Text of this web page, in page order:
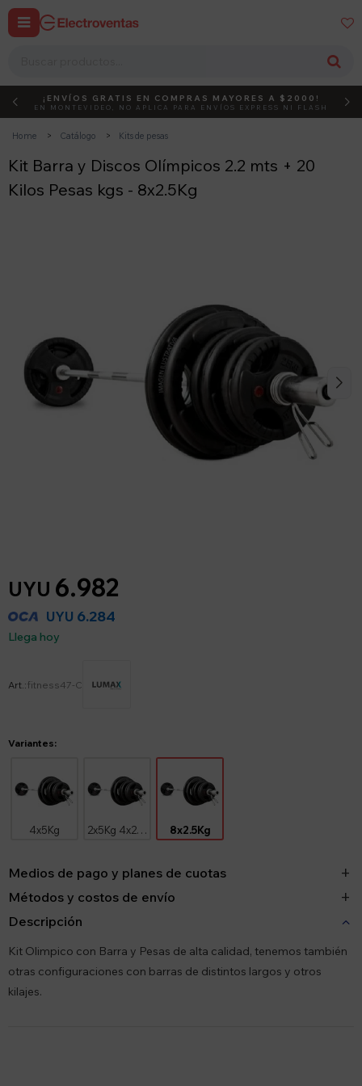
 
DEBUT ACTIVÁ EL CÓDIGO
¡ENVÍOS GRATIS EN COMPRAS MAYORES A $2000!
EN MONTEVIDEO, NO APLICA PARA ENVÍOS EXPRESS NI FLASH
Home Catálogo Kits de pesas
Kit Barra y Discos Olímpicos 2.2 mts + 20
Kilos Pesas kgs - 8x2.5Kg
UYU 6.982
UYU 6.284
Llega hoy
fitness47-C
Variantes:
4x5Kg 2x5Kg 4x2.5Kg 8x2.5Kg
Medios de pago y planes de cuotas
Métodos y costos de envío
Descripción
Kit Olimpico con Barra y Pesas de alta calidad, tenemos también
otras configuraciones con barras de distintos largos y otros
kilajes.